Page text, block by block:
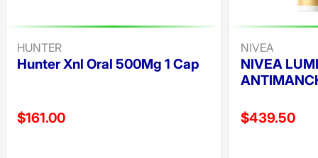
HUNTER
Hunter Xnl Oral 500Mg 1 Cap
Precio reducido de
$161.00
NIVEA
NIVEA
Precio
$439.50